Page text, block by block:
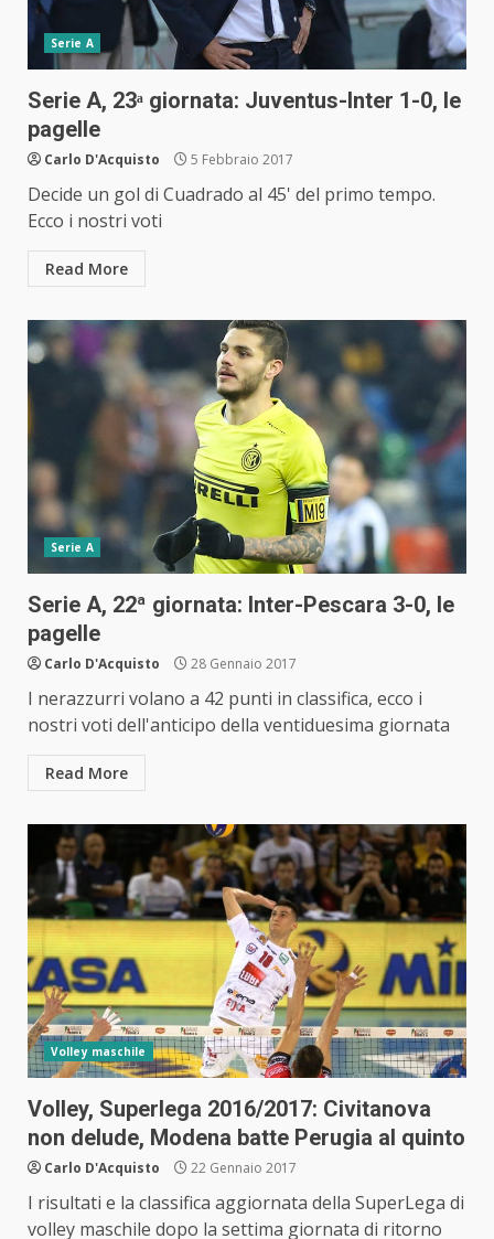
Serie A
Serie A, 23ᵃ giornata: Juventus-Inter 1-0, le
pagelle
Carlo D'Acquisto 5 Febbraio 2017
Decide un gol di Cuadrado al 45' del primo tempo.
Ecco i nostri voti
Read More
Serie A
Serie A, 22ª giornata: Inter-Pescara 3-0, le
pagelle
Carlo D'Acquisto 28 Gennaio 2017
I nerazzurri volano a 42 punti in classifica, ecco i
nostri voti dell'anticipo della ventiduesima giornata
Read More
Volley maschile
Volley, Superlega 2016/2017: Civitanova
non delude, Modena batte Perugia al quinto
Carlo D'Acquisto 22 Gennaio 2017
I risultati e la classifica aggiornata della SuperLega di
volley maschile dopo la settima giornata di ritorno